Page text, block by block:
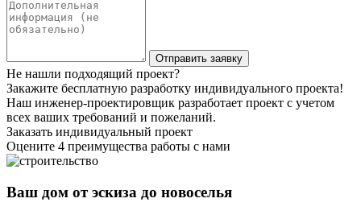
Не нашли подходящий проект?
Закажите бесплатную разработку индивидуального проекта!
Наш инженер-проектировщик разработает проект с учетом
всех ваших требований и пожеланий.
Заказать индивидуальный проект
Оцените 4 преимущества работы с нами
Ваш дом от эскиза до новоселья